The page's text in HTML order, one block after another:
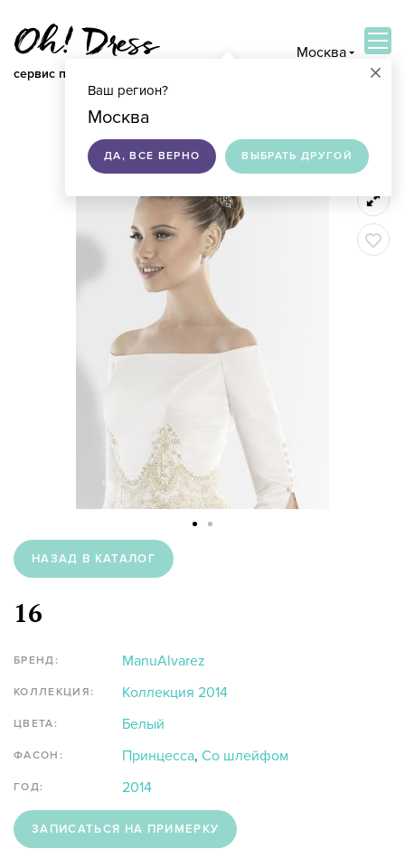
сервис по подбору свадебных платьев
Москва
×
Ваш регион?
Москва
ДА, ВСЕ ВЕРНО ВЫБРАТЬ ДРУГОЙ
НАЗАД В КАТАЛОГ
16
БРЕНД: ManuAlvarez
КОЛЛЕКЦИЯ: Коллекция 2014
ЦВЕТА: Белый
ФАСОН: Принцесса, Со шлейфом
ГОД: 2014
ЗАПИСАТЬСЯ НА ПРИМЕРКУ